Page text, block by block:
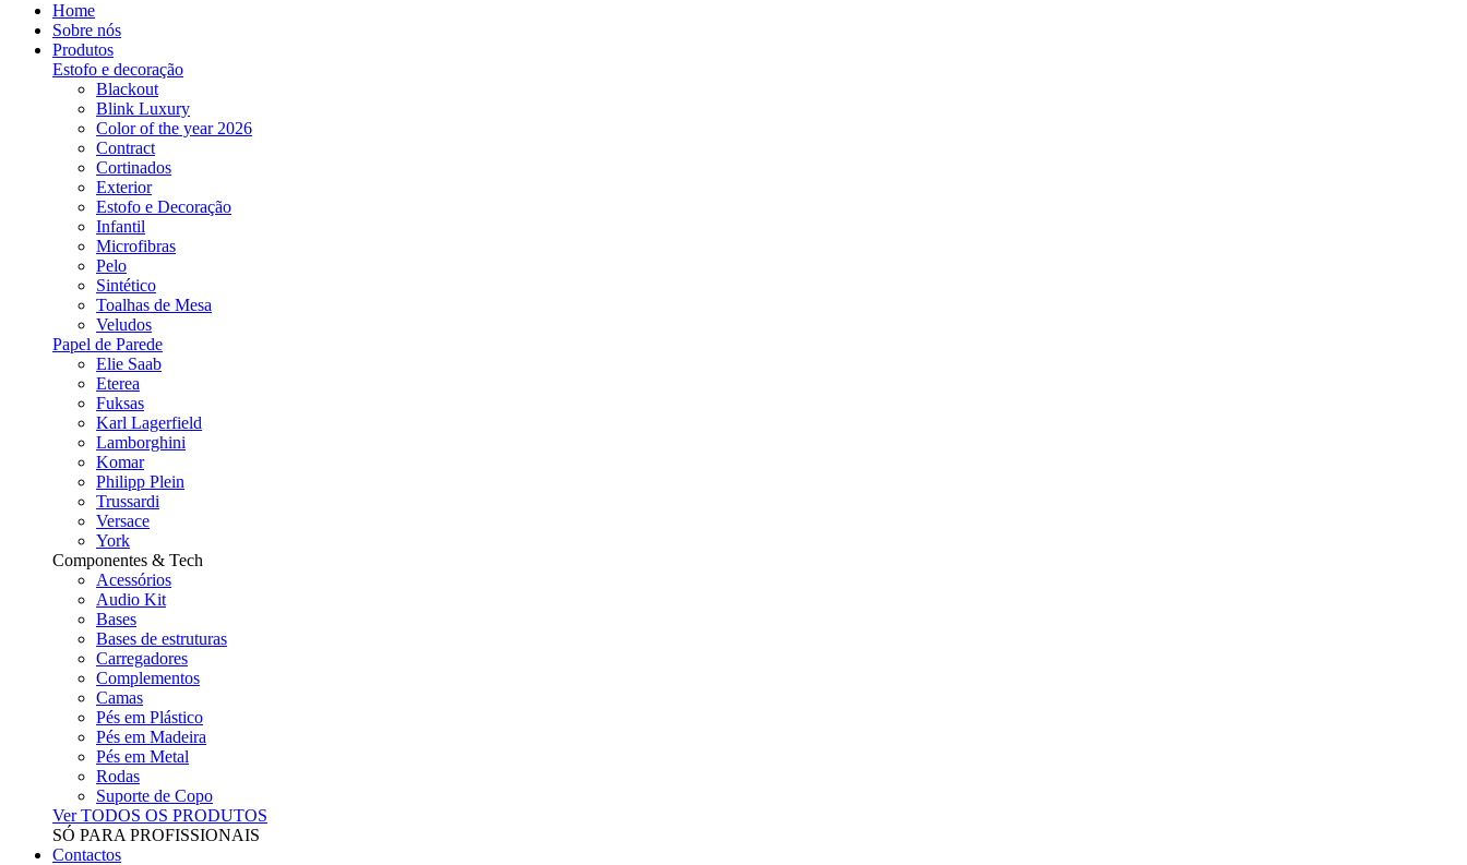
Home
Sobre nós
Produtos
Estofo e decoração
Blackout
Blink Luxury
Color of the year 2026
Contract
Cortinados
Exterior
Estofo e Decoração
Infantil
Microfibras
Pelo
Sintético
Toalhas de Mesa
Veludos
Papel de Parede
Elie Saab
Eterea
Fuksas
Karl Lagerfield
Lamborghini
Komar
Philipp Plein
Trussardi
Versace
York
Componentes & Tech
Acessórios
Audio Kit
Bases
Bases de estruturas
Carregadores
Complementos
Camas
Pés em Plástico
Pés em Madeira
Pés em Metal
Rodas
Suporte de Copo
Ver TODOS OS PRODUTOS
SÓ PARA PROFISSIONAIS
Contactos